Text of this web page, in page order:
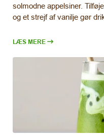
solmodne appelsiner.
og et strejf af vanilje gør
LÆS MERE